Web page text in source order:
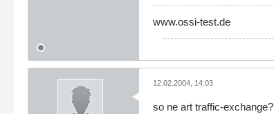
www.ossi-test.de
12.02.2004, 14:03
so ne art traffic-exchange?